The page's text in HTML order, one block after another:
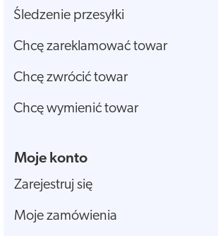
Śledzenie przesyłki
Chcę zareklamować towar
Chcę zwrócić towar
Chcę wymienić towar
Moje konto
Zarejestruj się
Moje zamówienia